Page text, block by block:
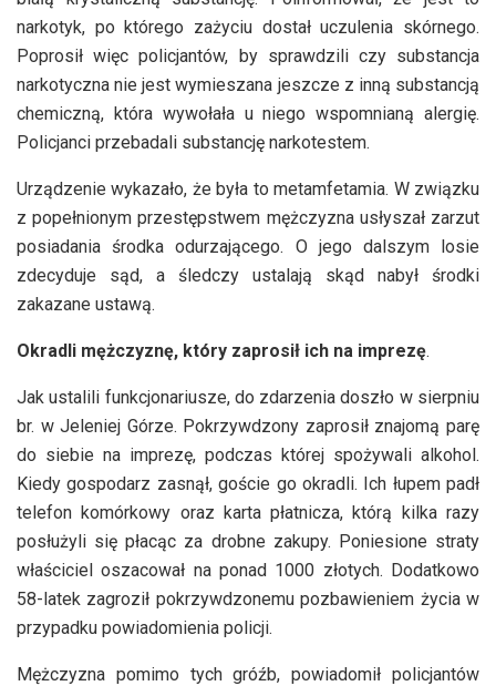
narkotyk, po którego zażyciu dostał uczulenia skórnego.
Poprosił więc policjantów, by sprawdzili czy substancja
narkotyczna nie jest wymieszana jeszcze z inną substancją
chemiczną, która wywołała u niego wspomnianą alergię.
Policjanci przebadali substancję narkotestem.
Urządzenie wykazało, że była to metamfetamia. W związku
z popełnionym przestępstwem mężczyzna usłyszał zarzut
posiadania środka odurzającego. O jego dalszym losie
zdecyduje sąd, a śledczy ustalają skąd nabył środki
zakazane ustawą.
Okradli mężczyznę, który zaprosił ich na imprezę.
Jak ustalili funkcjonariusze, do zdarzenia doszło w sierpniu
br. w Jeleniej Górze. Pokrzywdzony zaprosił znajomą parę
do siebie na imprezę, podczas której spożywali alkohol.
Kiedy gospodarz zasnął, goście go okradli. Ich łupem padł
telefon komórkowy oraz karta płatnicza, którą kilka razy
posłużyli się płacąc za drobne zakupy. Poniesione straty
właściciel oszacował na ponad 1000 złotych. Dodatkowo
58-latek zagroził pokrzywdzonemu pozbawieniem życia w
przypadku powiadomienia policji.
Mężczyzna pomimo tych gróźb, powiadomił policjantów